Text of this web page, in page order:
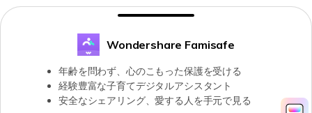
Wondershare Famisafe
年齢を問わず、心のこもった保護を受ける
経験豊富な子育てデジタルアシスタント
安全なシェアリング、愛する人を手元で見る